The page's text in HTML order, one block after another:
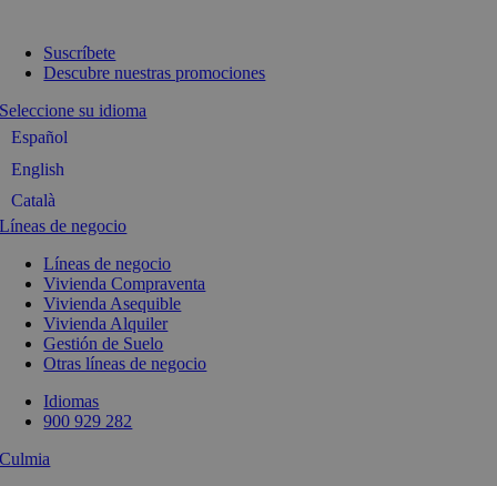
Suscríbete
Descubre nuestras promociones
Seleccione su idioma
Español
English
Català
Líneas de negocio
Líneas de negocio
Vivienda Compraventa
Vivienda Asequible
Vivienda Alquiler
Gestión de Suelo
Otras líneas de negocio
Idiomas
900 929 282
Culmia